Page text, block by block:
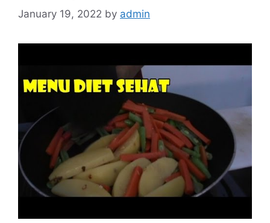
January 19, 2022 by admin